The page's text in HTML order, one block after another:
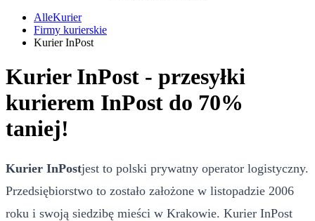
AlleKurier
Firmy kurierskie
Kurier InPost
Kurier InPost - przesyłki
kurierem InPost do 70%
taniej!
Kurier InPostjest to polski prywatny operator logistyczny.
Przedsiębiorstwo to zostało założone w listopadzie 2006
roku i swoją siedzibę mieści w Krakowie. Kurier InPost